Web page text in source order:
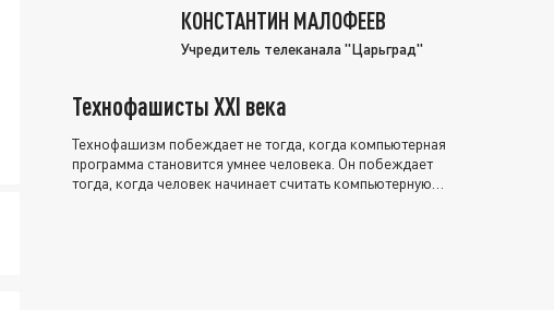
КОНСТАНТИН МАЛОФЕЕВ
Учредитель телеканала "Царьград"
Технофашисты XXI века
Технофашизм побеждает не тогда, когда компьютерная
программа становится умнее человека. Он побеждает
тогда, когда человек начинает считать компьютерную